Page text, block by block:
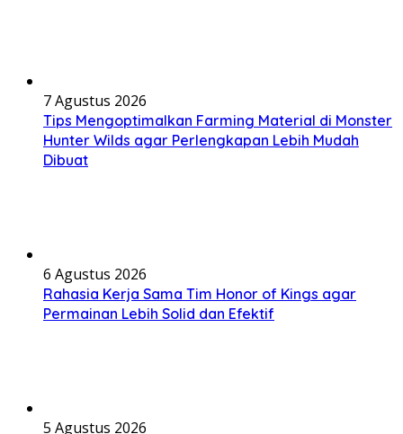
7 Agustus 2026
Tips Mengoptimalkan Farming Material di Monster
Hunter Wilds agar Perlengkapan Lebih Mudah
Dibuat
6 Agustus 2026
Rahasia Kerja Sama Tim Honor of Kings agar
Permainan Lebih Solid dan Efektif
5 Agustus 2026